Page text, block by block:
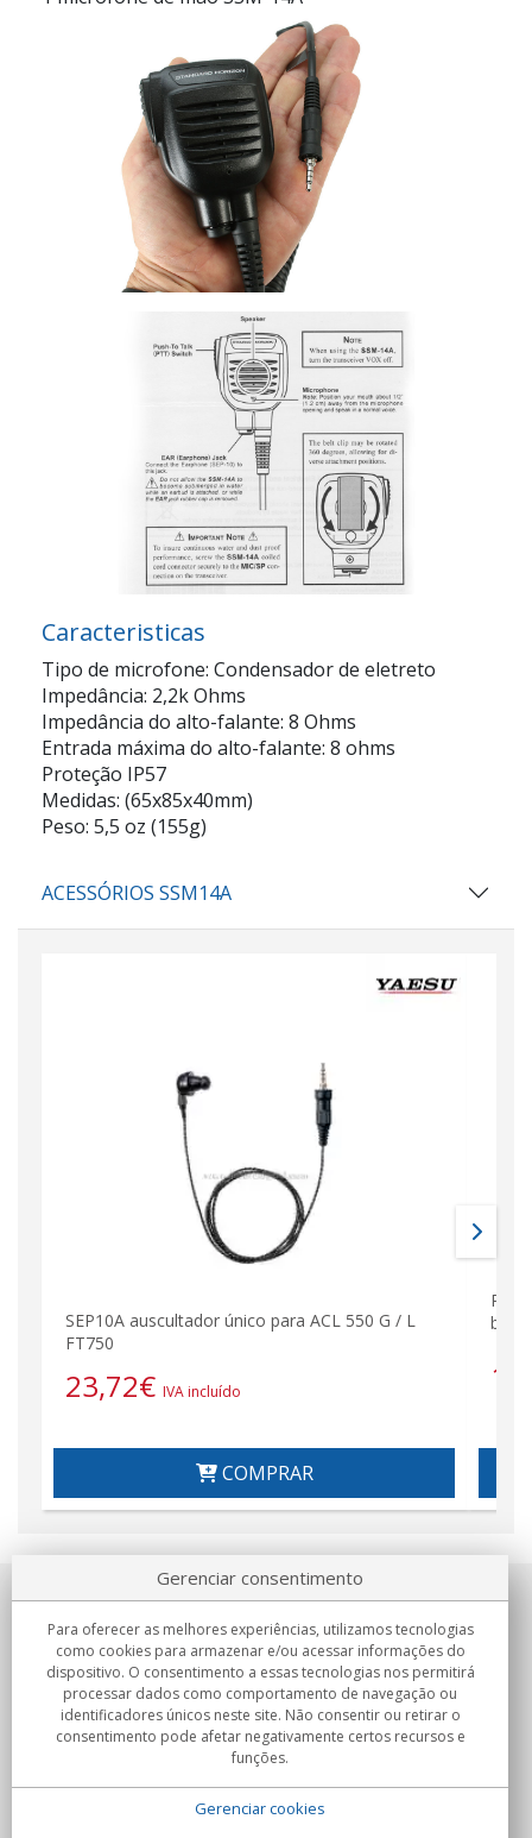
Caracteristicas
Tipo de microfone: Condensador de eletreto
Impedância: 2,2k Ohms
Impedância do alto-falante: 8 Ohms
Entrada máxima do alto-falante: 8 ohms
Proteção IP57
Medidas: (65x85x40mm)
Peso: 5,5 oz (155g)
ACESSÓRIOS SSM14A
SEP10A auscultador único para ACL 550 G / L
FT750
23,72€ IVA incluído
COMPRAR
Sobre nosotros
Compromissos
Compras
Gerenciar consentimento
Para oferecer as melhores experiências, utilizamos tecnologias
como cookies para armazenar e/ou acessar informações do
dispositivo. O consentimento a essas tecnologias nos permitirá
processar dados como comportamento de navegação ou
identificadores únicos neste site. Não consentir ou retirar o
consentimento pode afetar negativamente certos recursos e
funções.
Gerenciar cookies